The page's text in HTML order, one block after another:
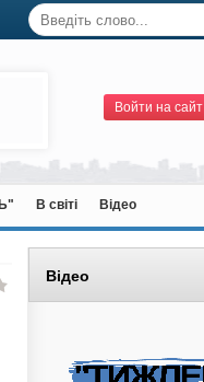
Войти на сайт
В світі Відео
Відео